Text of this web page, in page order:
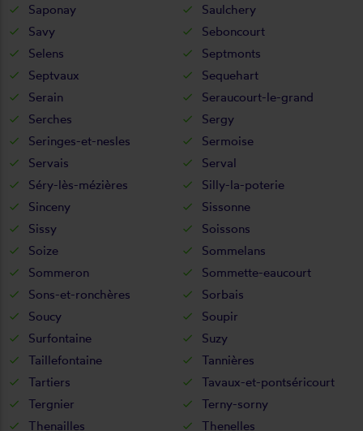
Saponay
Saulchery
Savy
Seboncourt
Selens
Septmonts
Septvaux
Sequehart
Serain
Seraucourt-le-grand
Serches
Sergy
Seringes-et-nesles
Sermoise
Servais
Serval
Séry-lès-mézières
Silly-la-poterie
Sinceny
Sissonne
Sissy
Soissons
Soize
Sommelans
Sommeron
Sommette-eaucourt
Sons-et-ronchères
Sorbais
Soucy
Soupir
Surfontaine
Suzy
Taillefontaine
Tannières
Tartiers
Tavaux-et-pontséricourt
Tergnier
Terny-sorny
Thenailles
Thenelles